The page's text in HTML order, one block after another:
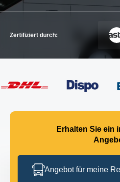
Zertifiziert durch:
Erhalten Sie ein
Angebot für meine